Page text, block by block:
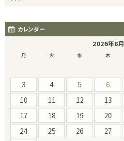
カレンダー
2026年8月
月 火 水 木
3
4 5 6
10
11 12 13
17
18 19 20
24
25 26 27